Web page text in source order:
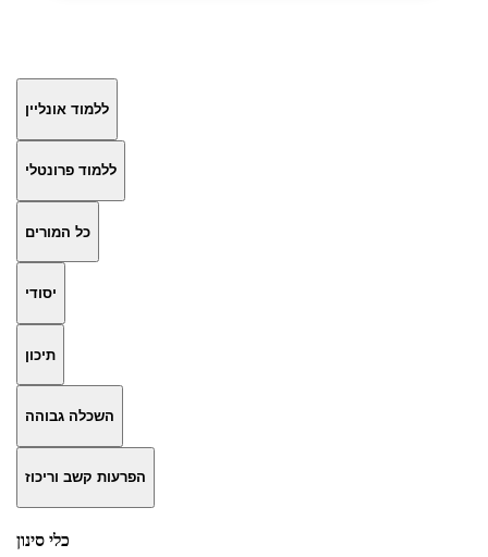
ללמוד אונליין
ללמוד פרונטלי
כל המורים
יסודי
תיכון
השכלה גבוהה
הפרעות קשב וריכוז
כלי סינון